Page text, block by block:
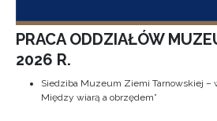
PRACA ODDZIAŁÓW
2026 R.
Siedziba Muzeum Ziemi Tarnowskiej –
Między wiarą a obrzędem”